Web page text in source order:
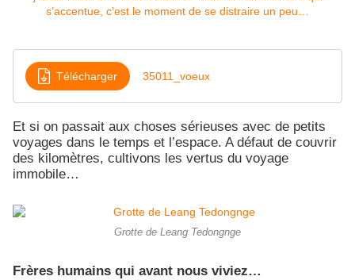
Télécharger 35011_voeux
Et si on passait aux choses sérieuses avec de petits
voyages dans le temps et l’espace. A défaut de couvrir
des kilomètres, cultivons les vertus du voyage
immobile…
Grotte de Leang Tedongnge
Frères humains qui avant nous viviez…